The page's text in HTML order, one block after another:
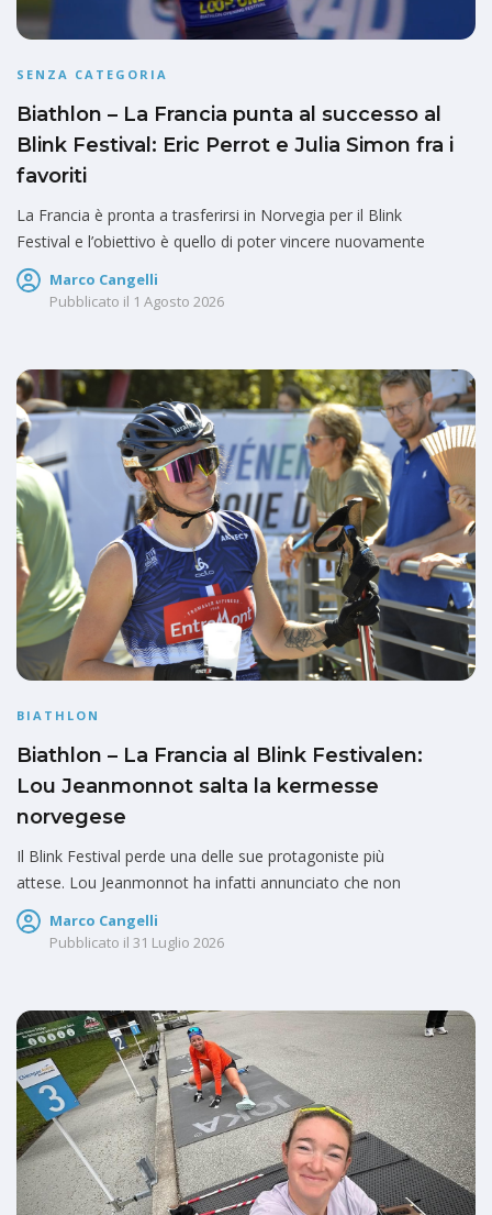
SENZA CATEGORIA
Biathlon – La Francia punta al successo al
Blink Festival: Eric Perrot e Julia Simon fra i
favoriti
La Francia è pronta a trasferirsi in Norvegia per il Blink
Festival e l’obiettivo è quello di poter vincere nuovamente
Marco Cangelli
Pubblicato il 1 Agosto 2026
BIATHLON
Biathlon – La Francia al Blink Festivalen:
Lou Jeanmonnot salta la kermesse
norvegese
Il Blink Festival perde una delle sue protagoniste più
attese. Lou Jeanmonnot ha infatti annunciato che non
Marco Cangelli
Pubblicato il 31 Luglio 2026